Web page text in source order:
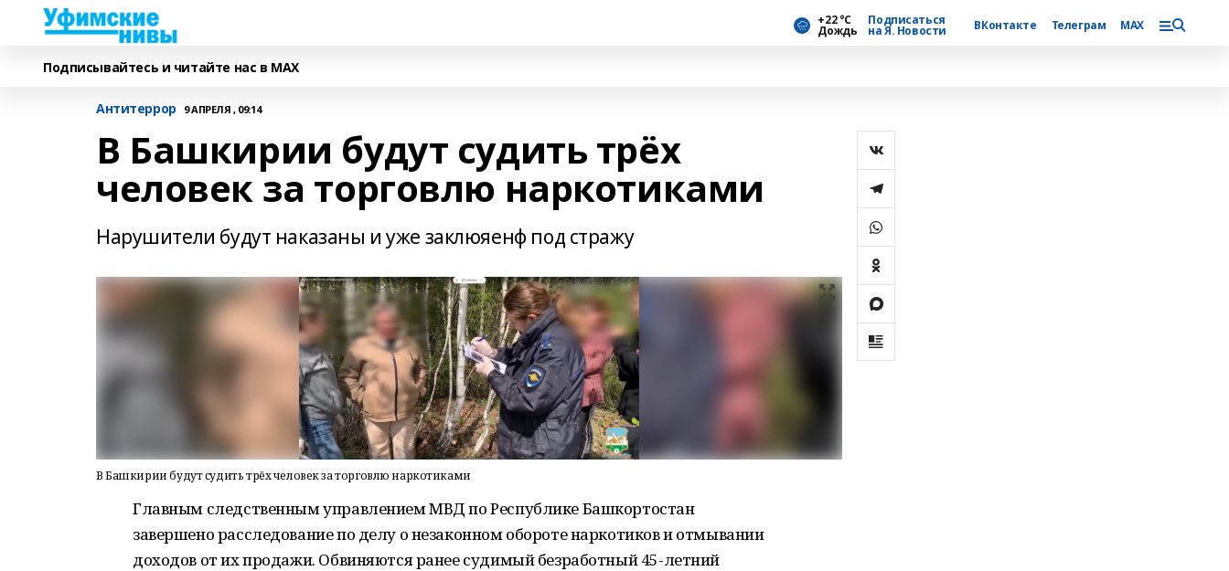
+22 °С
Дождь
Подписаться
на Я. Новости ВКонтакте Телеграм MAX
Подписывайтесь и читайте нас в MAX
Антитеррор 9 АПРЕЛЯ , 09:14
В Башкирии будут судить трёх
человек за торговлю наркотиками
Нарушители будут наказаны и уже заклюяенф под стражу
В Башкирии будут судить трёх человек за торговлю наркотиками
Главным следственным управлением МВД по Республике Башкортостан
завершено расследование по делу о незаконном обороте наркотиков и отмывании
доходов от их продажи. Обвиняются ранее судимый безработный 45-летний